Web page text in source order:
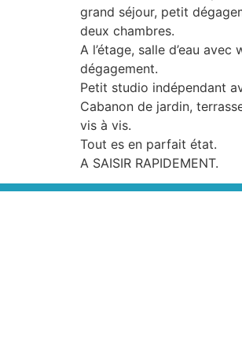
grand séjour, petit
deux chambres.
A l’étage, salle d’eau
dégagement.
Petit studio indépendant
Cabanon de jardin,
vis à vis.
Tout es en parfait état.
A SAISIR RAPIDEMENT.